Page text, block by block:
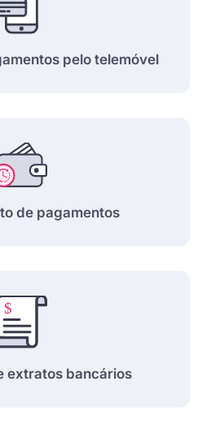
pelo telemóvel
de pagamentos
extratos bancários